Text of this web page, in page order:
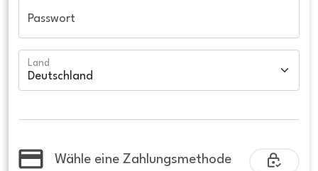
Passwort
Land
Wähle eine Zahlungsmethode